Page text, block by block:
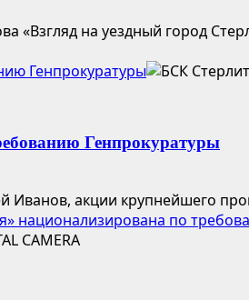
на уездный город
Генпрокуратуры
Генпрокуратуры
акции крупнейшего
национализирована по